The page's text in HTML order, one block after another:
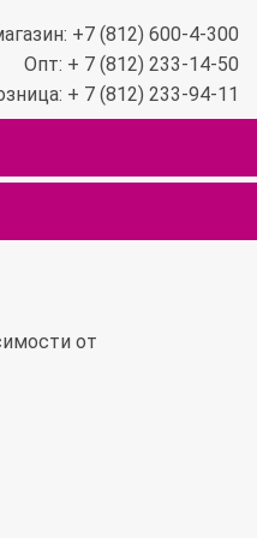
+7 (812) 600-4-300
Опт: + 7 (812) 233-14-50
+ 7 (812) 233-94-11
от